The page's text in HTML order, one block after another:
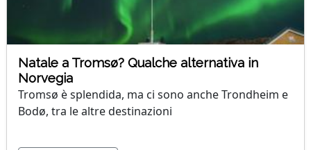
Natale a Tromsø? Qualche alternativa in
Norvegia
Tromsø è splendida, ma ci sono anche Trondheim e
Bodø, tra le altre destinazioni